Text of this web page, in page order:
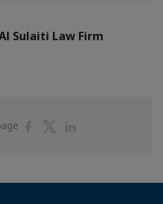
Sulaiti Law Firm
PartagerPartager